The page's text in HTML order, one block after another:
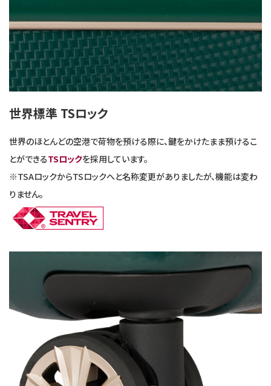
世界標準 TSロック
世界のほとんどの空港で荷物を預ける際に、鍵をかけたまま預けるこ
とができるTSロックを採用しています。
※TSAロックからTSロックへと名称変更がありましたが、機能は変わ
りません。